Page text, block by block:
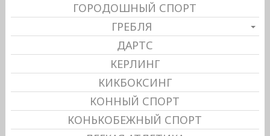
ГОРОДОШНЫЙ СПОРТ
ГРЕБЛЯ
ДАРТС
КЕРЛИНГ
КИКБОКСИНГ
КОННЫЙ СПОРТ
КОНЬКОБЕЖНЫЙ СПОРТ